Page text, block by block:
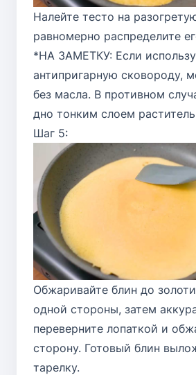
Налейте тесто на
равномерно распределите
*НА ЗАМЕТКУ: Если
антипригарную сковороду,
без масла. В противном
дно тонким слоем
Шаг 5:
Обжаривайте блин до
одной стороны, затем
переверните лопаткой и
сторону. Готовый блин
тарелку.